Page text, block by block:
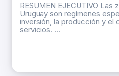
RESUMEN EJECUTIVO Las
Uruguay son regímenes
inversión, la producción y el
servicios. ...